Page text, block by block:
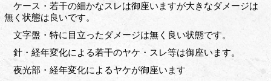
ケース・若干の細かなスレは御座いますが大きなダメージは
無く状態は良いです。
文字盤・特に目立ったダメージは無く良い状態です。
針・経年変化による若干のヤケ・スレ等は御座います。
夜光部・経年変化によるヤケが御座います